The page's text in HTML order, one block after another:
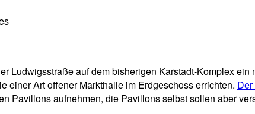
Ludwigsstraße auf dem bisherigen Karstadt-Komplex
einer Art offener Markthalle im Erdgeschoss errichten. Der
Pavillons aufnehmen, die Pavillons selbst sollen aber